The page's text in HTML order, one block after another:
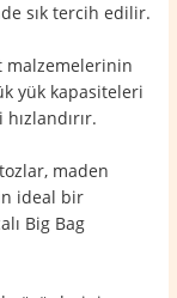
sık tercih edilir.
malzemelerinin
yük kapasiteleri
maden
ideal bir
Big Bag